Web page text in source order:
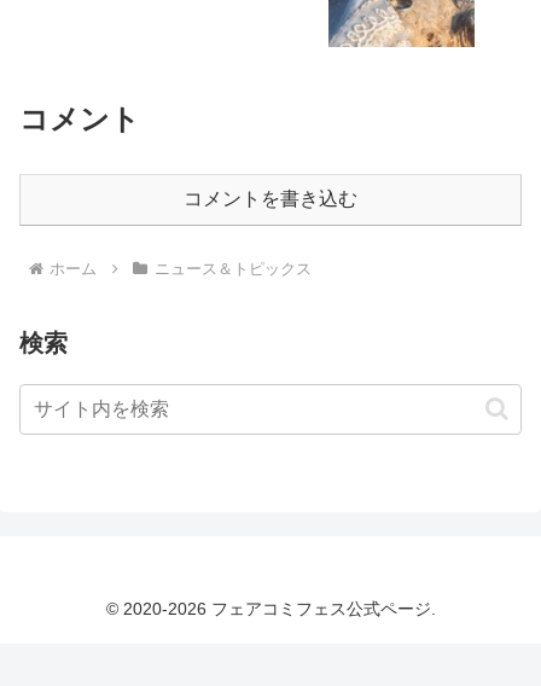
コメント
コメントを書き込む
ホーム ニュース＆トピックス
検索
© 2020-2026 フェアコミフェス公式ページ.